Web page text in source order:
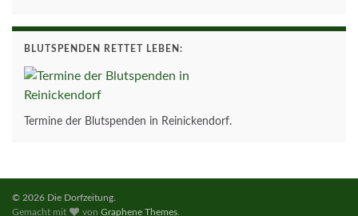
BLUTSPENDEN RETTET LEBEN:
Termine der Blutspenden in Reinickendorf.
© 2026 Die Dorfzeitung.
Gemacht mit
vonGraphene Themes